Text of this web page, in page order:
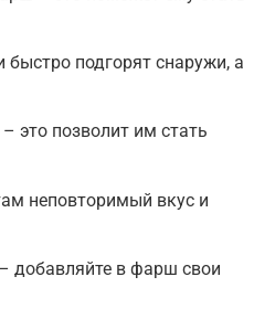
подгорят снаружи, а
это позволит им стать
неповторимый вкус и
добавляйте в фарш свои